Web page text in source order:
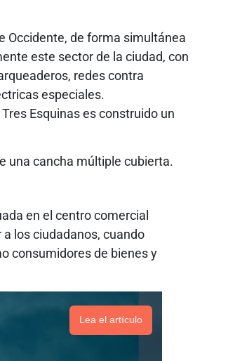
Occidente, de forma simultánea
este sector de la ciudad, con
redes contra
especiales.
Esquinas es construido un
una cancha múltiple cubierta.
en el centro comercial
los ciudadanos, cuando
consumidores de bienes y
Lea el artículo